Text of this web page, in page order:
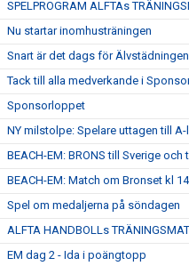
SPELPROGRAM ALFTAs
Nu startar inomhusträningen
Snart är det dags för Älvstädningen
Tack till alla medverkande i
Sponsorloppet
NY milstolpe: Spelare uttagen till
BEACH-EM: BRONS till Sverige och
BEACH-EM: Match om Bronset kl
Spel om medaljerna på söndagen
ALFTA HANDBOLLs
EM dag 2 - Ida i poängtopp